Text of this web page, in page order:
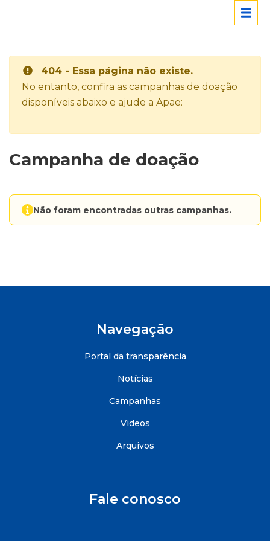
404 - Essa página não existe.
No entanto, confira as campanhas de doação
disponíveis abaixo e ajude a Apae:
Campanha de doação
Não foram encontradas outras campanhas.
Navegação
Portal da transparência
Notícias
Campanhas
Videos
Arquivos
Fale conosco